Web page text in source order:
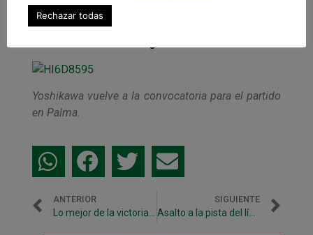
Dani García, jugador del equipo filial. Son bajas
Eric Martel y Víctor, que no reaparecerán con
Yoshikawa vuelve a la convocatoria para el partido
en Palma.
ANTERIOR SIGUIENTE
Asalto a la pista del líder y victoria ante Palma Futsal (2-5)
Rechazar todas